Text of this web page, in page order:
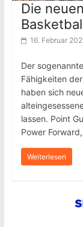
Die
16. Februar
Der
Fähigkeiten
haben sich
lassen. Point
Power
Weiterlesen